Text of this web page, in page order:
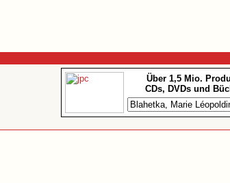
Über 1,5 Mio.
CDs, DVDs und